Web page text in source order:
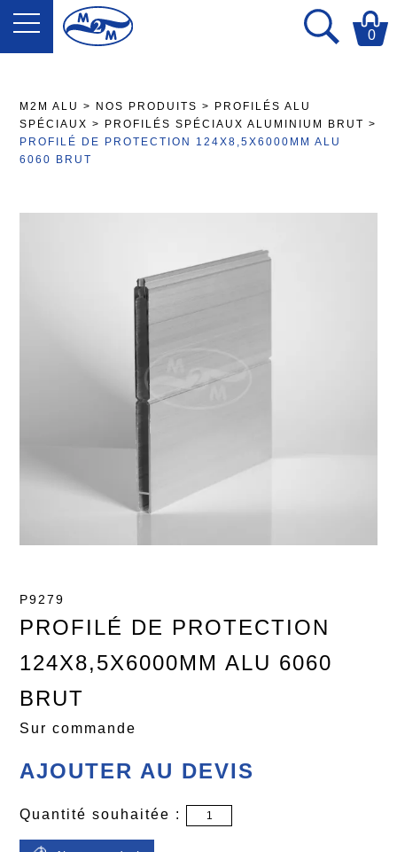
0
M2M ALU > NOS PRODUITS >
PROFILÉS ALU
SPÉCIAUX > PROFILÉS SPÉCIAUX ALUMINIUM BRUT >
PROFILÉ DE PROTECTION 124X8,5X6000MM ALU
6060 BRUT
P9279
PROFILÉ DE PROTECTION
124X8,5X6000MM ALU 6060
BRUT
Sur commande
AJOUTER AU DEVIS
Quantité souhaitée :